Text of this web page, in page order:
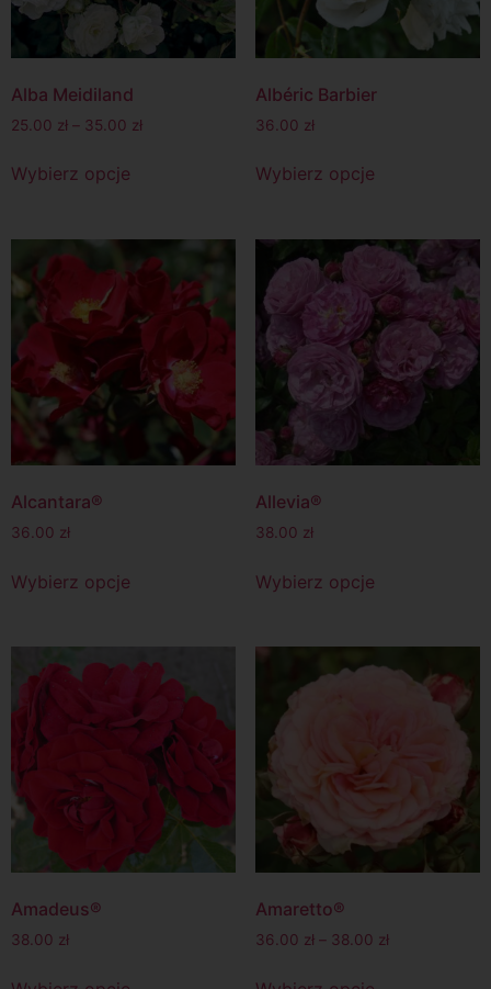
Alba Meidiland
25.00 zł – 35.00 zł
Wybierz opcje
Albéric Barbier
36.00 zł
Wybierz opcje
Alcantara®
36.00 zł
Wybierz opcje
Allevia®
38.00 zł
Wybierz opcje
Amadeus®
38.00 zł
Amaretto®
36.00 zł – 38.00 zł